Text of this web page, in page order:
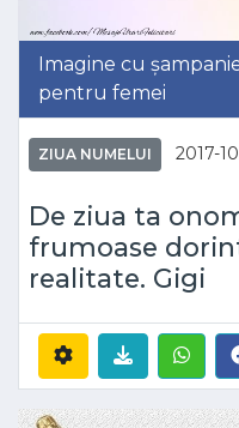
Imagine cu
pentru femei
ZIUA NUMELUI 2017-
De ziua ta
frumoase
realitate. Gigi